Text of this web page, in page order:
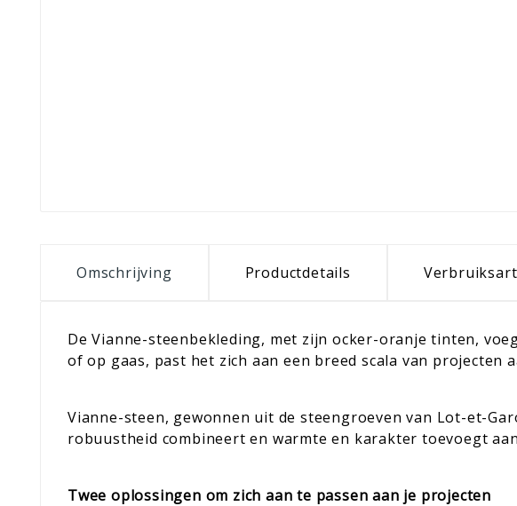
Omschrijving Productdetails
De Vianne-steenbekleding, met zijn ocker-oranje tinten,
of op gaas, past het zich aan een breed scala van
Vianne-steen, gewonnen uit de steengroeven van Lot-et-
robuustheid combineert en warmte en karakter toevoegt
Twee oplossingen om zich aan te passen aan je projecten